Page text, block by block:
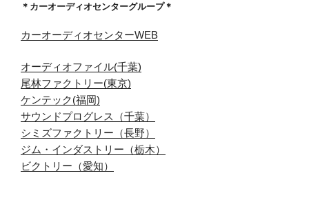
＊カーオーディオセンターグループ＊
カーオーディオセンターWEB
オーディオファイル(千葉)
尾林ファクトリー(東京)
ケンテック(福岡)
サウンドプログレス（千葉）
シミズファクトリー（長野）
ジム・インダストリー（栃木）
ビクトリー（愛知）